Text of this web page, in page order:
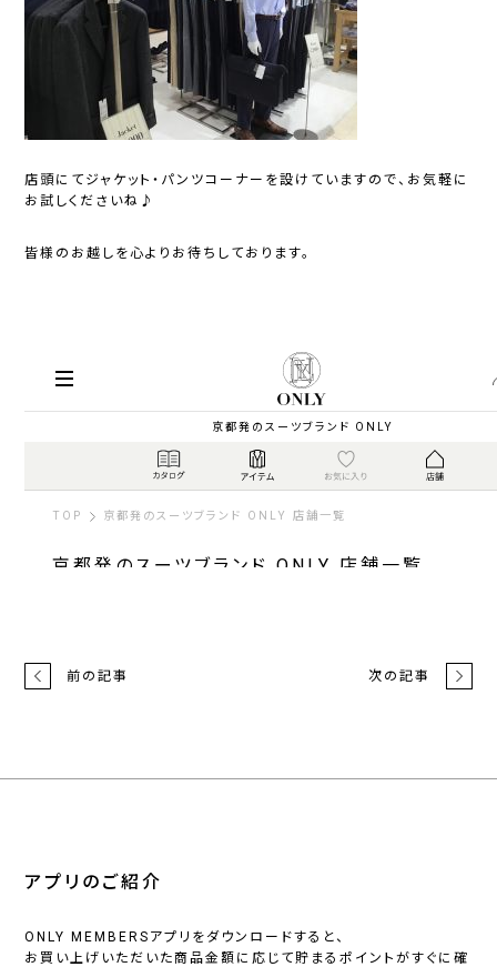
店頭にてジャケット・パンツコーナーを設けていますので、お気軽に
お試しくださいね♪
皆様のお越しを心よりお待ちしております。
前の記事 次の記事
アプリのご紹介
ONLY MEMBERSアプリをダウンロードすると、
お買い上げいただいた商品金額に応じて貯まるポイントがすぐに確